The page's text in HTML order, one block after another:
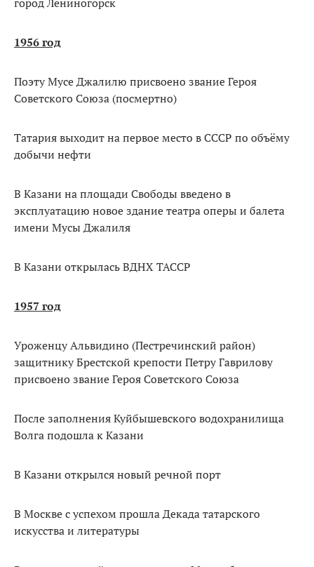
1956 год
Поэту Мусе Джалилю присвоено звание Героя
Советского Союза (посмертно)
Татария выходит на первое место в СССР по объёму
добычи нефти
В Казани на площади Свободы введено в
эксплуатацию новое здание театра оперы и балета
имени Мусы Джалиля
В Казани открылась ВДНХ ТАССР
1957 год
Уроженцу Альвидино (Пестречинский район)
защитнику Брестской крепости Петру Гаврилову
присвоено звание Героя Советского Союза
После заполнения Куйбышевского водохранилища
Волга подошла к Казани
В Казани открылся новый речной порт
В Москве с успехом прошла Декада татарского
искусства и литературы